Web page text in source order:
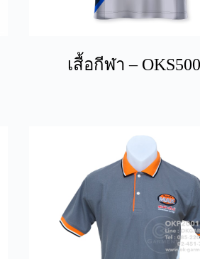
เสื้อกีฬา –